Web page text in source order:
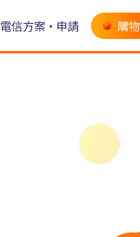
電信方案•申請 購物